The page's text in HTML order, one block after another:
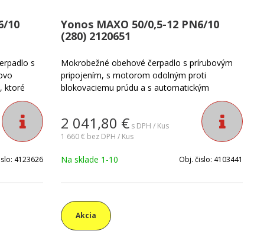
10
s
ktoré
4123626
Yonos MAXO 50/0,5-12 PN6/10
(280) 2120651
Mokrobežné obehové čerpadlo s prírubovým
pripojením, s motorom odolným proti
blokovaciemu prúdu a s automatickým
prispôsobením výkonu. Vďaka základným
prevádzkovými režimami sa dá čerpadlo veľmi
jednoducho nastaviť a obsluhovať. Pomocou
ďalšie inteligentné funkcie. Vhodné pre
priemyselné cirkulačné zariadenia.
2 041,80 € s DPH / Kus
1 660 € bez DPH / Kus
Na sklade 1-10 Obj. čislo: 4103441
Akcia